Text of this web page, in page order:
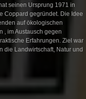
seinen Ursprung 1971 in
Coppard gegründet. Die Idee
auf ökologischen
, im Austausch gegen
Erfahrungen. Ziel war
die Landwirtschaft, Natur und